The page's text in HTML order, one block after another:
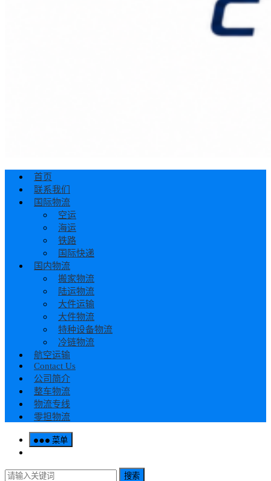
首页
联系我们
国际物流
空运
海运
铁路
国际快递
国内物流
搬家物流
陆运物流
大件运输
大件物流
特种设备物流
冷链物流
航空运输
Contact Us
公司简介
整车物流
物流专线
零担物流
菜单
搜索